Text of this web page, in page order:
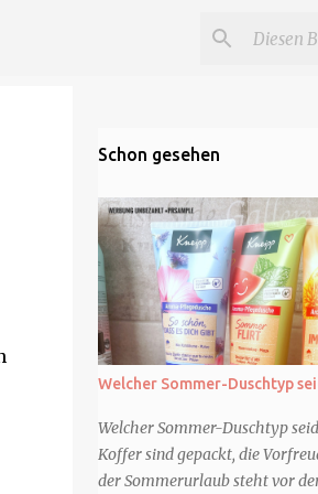
Schon gesehen
Welcher Sommer-Duschtyp
Welcher Sommer-Duschtyp
Koffer sind gepackt, die
der Sommerurlaub steht vor